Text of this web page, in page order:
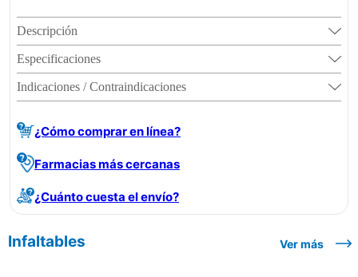
Descripción
Especificaciones
Indicaciones / Contraindicaciones
¿Cómo comprar en línea?
Farmacias más cercanas
¿Cuánto cuesta el envío?
Infaltables Ver más